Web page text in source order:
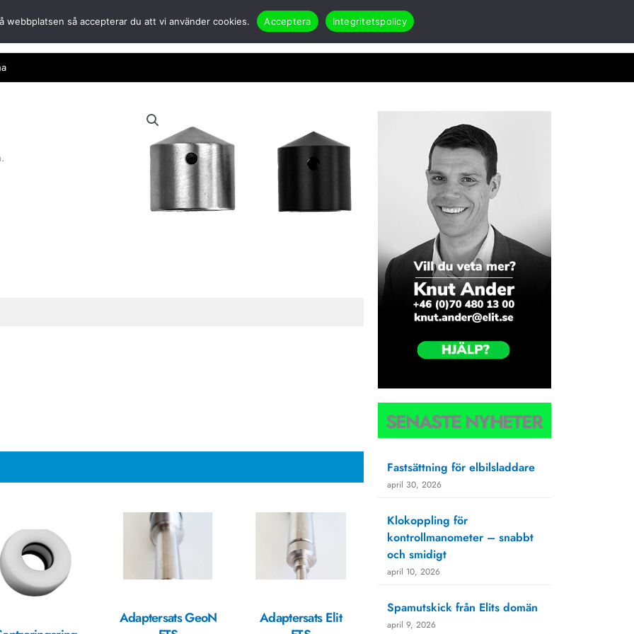
Öppna Om oss
Partners Nyheter Applikationer & case Öppna Applikationer & case
Kontakt RMA
Adaptersats GeoN
Adaptersats Elit
SENASTE NYHETER
Fastsättning för elbilsladdare
april 30, 2026
Klokoppling för
kontrollmanometer – snabbt
och smidigt
april 10, 2026
Spamutskick från Elits domän
april 9, 2026
webbplatsen så accepterar du att vi använder cookies. Acceptera Integritetspolicy